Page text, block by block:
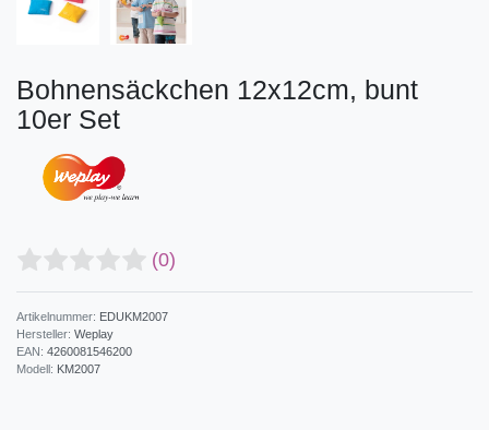
Bohnensäckchen 12x12cm, bunt
10er Set
(0)
Artikelnummer: EDUKM2007
Hersteller: Weplay
EAN: 4260081546200
Modell: KM2007